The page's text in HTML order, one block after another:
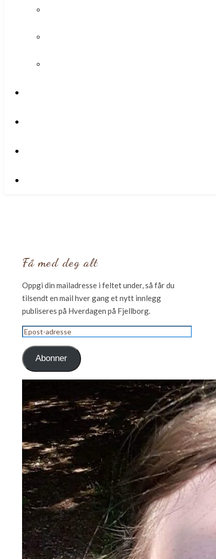
Få med deg alt
Oppgi din mailadresse i feltet under, så får du
tilsendt en mail hver gang et nytt innlegg
publiseres på Hverdagen på Fjellborg.
Epost-
adresse
Abonner